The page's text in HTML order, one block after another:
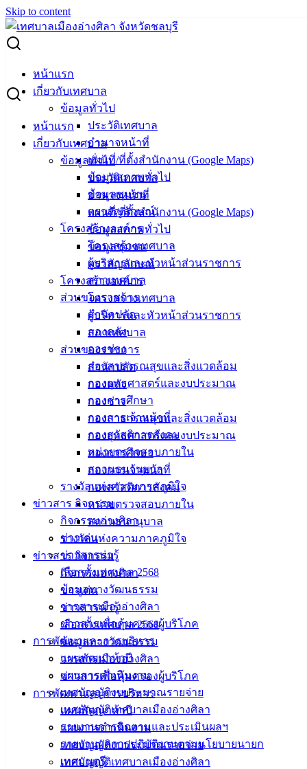
Skip to content
หน้าแรก
เกี่ยวกับเทศบาล
ข้อมูลทั่วไป
ประวัติเทศบาล
อำนาจหน้าที่
แผนที่/ที่ตั้งสำนักงาน (Google Maps)
ข้อมูลสภาพทั่วไป
ข้อมูลชุมชน
ตราสัญลักษณ์
โครงสร้างองค์กร
โครงสร้างเทศบาล
ผู้บริหารและหัวหน้าส่วนราชการ
สภาเทศบาล
ส่วนของราชการ
สำนักปลัด
กองคลัง
กองช่าง
กองสาธารณสุขและสิ่งแวดล้อม
กองยุทธศาสตร์และงบประมาณ
กองการศึกษา
กองการเจ้าหน้าที่
กองสวัสดิการสังคม
หน่วยตรวจสอบภายใน
สถานธนานุบาล
รางวัลแห่งความภาคภูมิใจ
ข่าวสาร กิจกรรม
กิจกรรมอ่างศิลา
ข่าวเด่น
ข่าวสารน่ารู้
เลือกตั้งเทศบาล 2568
ข้อมูลทางวัฒนธรรม
วารสารเมืองอ่างศิลา
ข่าวสารเพื่อคุ้มครองผู้บริโภค
การพัฒนาและการบริหาร
แผนพัฒนาห้าปี
แผนการดำเนินงาน
เทศบัญญัติงบประมาณรายจ่าย
เทศบัญญัติเทศบาลเมืองอ่างศิลา
รายงานการติดตามและประเมินผลฯ
รายงานผลการปฏิบัติงานตามนโยบายนายก
เทศมนตรี
หน้าแรก
เกี่ยวกับเทศบาล
ข้อมูลทั่วไป
ประวัติเทศบาล
อำนาจหน้าที่
แผนที่/ที่ตั้งสำนักงาน (Google Maps)
ข้อมูลสภาพทั่วไป
ข้อมูลชุมชน
ตราสัญลักษณ์
โครงสร้างองค์กร
โครงสร้างเทศบาล
ผู้บริหารและหัวหน้าส่วนราชการ
สภาเทศบาล
ส่วนของราชการ
สำนักปลัด
กองคลัง
กองช่าง
กองสาธารณสุขและสิ่งแวดล้อม
กองยุทธศาสตร์และงบประมาณ
กองการศึกษา
กองการเจ้าหน้าที่
กองสวัสดิการสังคม
หน่วยตรวจสอบภายใน
สถานธนานุบาล
รางวัลแห่งความภาคภูมิใจ
ข่าวสาร กิจกรรม
กิจกรรมอ่างศิลา
ข่าวเด่น
ข่าวสารน่ารู้
เลือกตั้งเทศบาล 2568
ข้อมูลทางวัฒนธรรม
วารสารเมืองอ่างศิลา
ข่าวสารเพื่อคุ้มครองผู้บริโภค
การพัฒนาและการบริหาร
แผนพัฒนาห้าปี
แผนการดำเนินงาน
เทศบัญญัติงบประมาณรายจ่าย
เทศบัญญัติเทศบาลเมืองอ่างศิลา
Search for:
“วันมาฆบูชา” หน่วยงานภาครัฐ เอกชน และพุทธศาสนิกชน
ร่วมสืบสานเทศกาลวันมาฆบูชา ปฏิบัติธรรม สร้างกุศล เวียน
เทียนรอบพระอุโบสถวัดเตาปูน
“วันมาฆบูชา” หน่วยงานภาครัฐ เอกชน
และพุทธศาสนิกชน ร่วมสืบสานเทศกาลวัน
มาฆบูชา ปฏิบัติธรรม สร้างกุศล เวียนเทียน
รอบพระอุโบสถวัดเตาปูน
กุมภาพันธ์ 11, 2025กุมภาพันธ์ 17, 2025
vichakarn2#
กิจกรรมอ่างศิลา
(11 ก.พ. 68) ที่วัดเตาปูน ต.เสม็ด อ.เมืองชลบุรี จ.ชลบุรี วัด
ศูนย์กลางจัดกิจกรรมเนื่องในเทศกาลวันมาฆบูชาระดับจังหวัด
นายวินัย พ้นภัยพาล นายกเทศมนตรีเมืองอ่างศิลา พร้อมคณะผู้
บริหาร สมาชิกสภาฯ บุคลากรเทศบาลเมืองอ่างศิลา พร้อมด้วย
พุทธศาสนิกชนจำนวนมาก ร่วมงานสัปดาห์ส่งเสริมการเผยแผ่
พระพุทธศาสนา เนื่องในเทศกาลวันมาฆบูชา ประจำปี พ.ศ.
2568 จังหวัดชลบุรี โดยมีนายธนนท์ พรรพีภาส รองผู้ว่าราชการ
จังหวัดชลบุรี เป็นประธานในพิธี นำผู้เข้าร่วมงานเสริมความเป็น
สิริมงคลด้วยการนมัสการพระประธาน ณ อุโบสถมหาอุตม์ ชม
ภาพจิตรกรรมฝาผนังโบราณ อายุกว่า 300 ปี ภายในงานมีการ
แสดงศิลปวัฒนธรรมจากนักเรียน นักศึกษา และการบรรยาย
ธรรมจากนักเรียนผู้ชนะเลิศการประกวดบรรยายธรรมระดับ
จังหวัด
จากนั้น นายธนนท์ พรรพีภาส รองผู้ว่าราชการจังหวัดชลบุรี ได้
นำผู้เข้าร่วมงานกล่าวแสดงตนเป็นพุทธมามกะ รับฟังพระธรรม
เทศนาและร่วมกันเวียนเทียนรอบพระอุโบสถวัดเตาปูน เพื่อ
แสดงออกถึงความศรัทธาและส่งเสริมการเผยแผ่พระพุทธ
ศาสนา เนื่องในเทศกาลวันมาฆบูชา
: งานบริการและเผยแพร่วิชาการ กองยุทธศาสตร์และงบ
ประมาณ เทศบาลเมืองอ่างศิลา